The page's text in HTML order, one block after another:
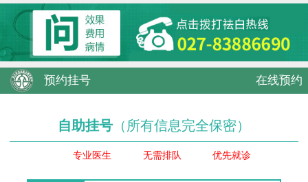
预约挂号 在线预约
自助挂号 （所有信息完全保密）
专业医生 无需排队 优先就诊